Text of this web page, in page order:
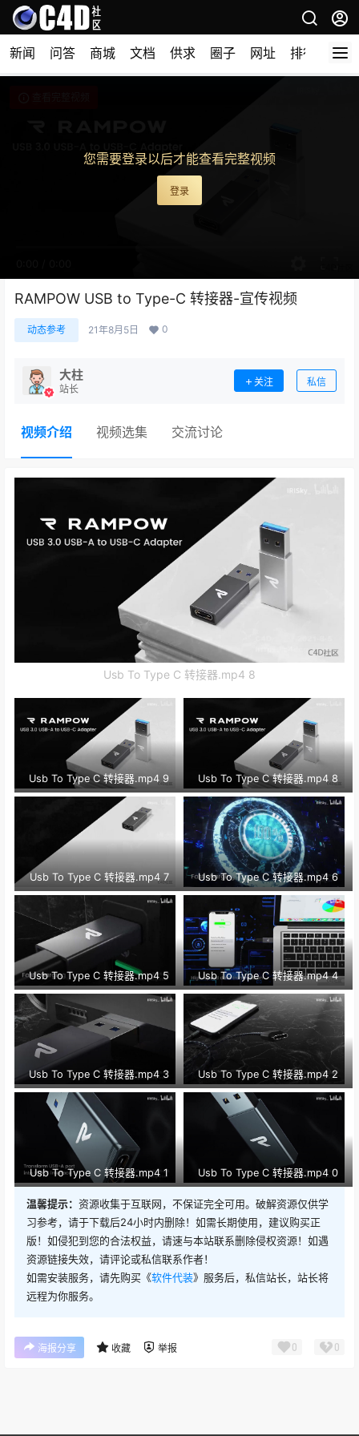
新闻 问答 商城 文档 供求 圈子 网址 排行榜
您需要登录以后才能查看完整视频
登录
RAMPOW USB to Type-C 转接器-宣传视频
动态参考 21年8月5日 0
大柱
站长
关注 私信
视频介绍 视频选集 交流讨论
Usb To Type C 转接器.mp4 8
Usb To Type C 转接器.mp4 9 Usb To Type C 转接器.mp4 8
Usb To Type C 转接器.mp4 7 Usb To Type C 转接器.mp4 6
Usb To Type C 转接器.mp4 5 Usb To Type C 转接器.mp4 4
Usb To Type C 转接器.mp4 3 Usb To Type C 转接器.mp4 2
Usb To Type C 转接器.mp4 1 Usb To Type C 转接器.mp4 0
温馨提示： 资源收集于互联网，不保证完全可用。破解资源仅供学
习参考，请于下载后24小时内删除！如需长期使用，建议购买正
版！如侵犯到您的合法权益，请速与本站联系删除侵权资源！如遇
资源链接失效，请评论或私信联系作者！
如需安装服务，请先购买《软件代装》服务后，私信站长，站长将
远程为你服务。
海报分享 收藏 举报 0 0